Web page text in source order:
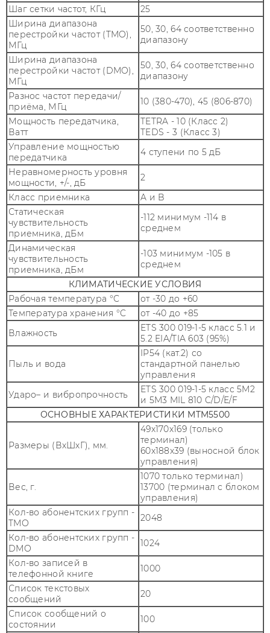
Шаг сетки частот, КГц
25
Ширина диапазона
перестройки частот (TMO),
МГц
50, 30, 64 соответственно
диапазону
Ширина диапазона
перестройки частот (DMO),
МГц
50, 30, 64 соответственно
диапазону
Разнос частот передачи/
приёма, МГц
10 (380-470), 45 (806-870)
Мощность передатчика,
Ватт
TETRA - 10 (Класс 2)
TEDS - 3 (Класс 3)
Управление мощностью
передатчика
4 ступени по 5 дБ
Неравномерность уровня
мощности, +/-, дБ
2
Класс приемника
A и B
Статическая
чувствительность
приемника, дБм
-112 минимум -114 в
среднем
Динамическая
чувствительность
приемника, дБм
-103 минимум -105 в
среднем
КЛИМАТИЧЕСКИЕ УСЛОВИЯ
Рабочая температура °C
от -30 до +60
Температура хранения °C
от -40 до +85
Влажность
ETS 300 019-1-5 класс 5.1 и
5.2 EIA/TIA 603 (95%)
Пыль и вода
IP54 (кат.2) со
стандартной панелью
управления
Ударо– и вибропрочность
ETS 300 019-1-5 класс 5M2
и 5M3 MIL 810 C/D/E/F
ОСНОВНЫЕ ХАРАКТЕРИСТИКИ MTM5500
Размеры (ВхШхГ), мм.
49x170x169 (только
терминал)
60x188x39 (выносной блок
управления)
Вес, г.
1070 только терминал)
13700 (терминал с блоком
управления)
Кол-во абонентских групп -
TMO
2048
Кол-во абонентских групп -
DMO
1024
Кол-во записей в
телефонной книге
1000
Список текстовых
сообщений
20
Список сообщений о
состоянии
100